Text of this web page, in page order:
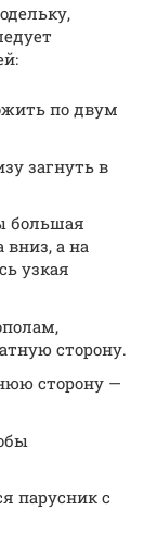
по двум
загнуть в
большая
вниз, а на
узкая
сторону.
сторону —
парусник с